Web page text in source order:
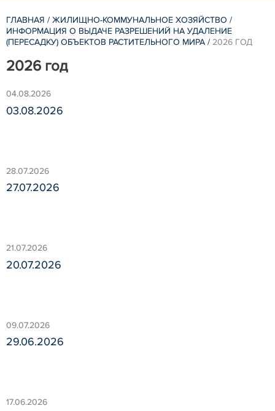
ГЛАВНАЯ / ЖИЛИЩНО-КОММУНАЛЬНОЕ ХОЗЯЙСТВО /
ИНФОРМАЦИЯ О ВЫДАЧЕ РАЗРЕШЕНИЙ НА УДАЛЕНИЕ
(ПЕРЕСАДКУ) ОБЪЕКТОВ РАСТИТЕЛЬНОГО МИРА / 2026 ГОД
2026 год
04.08.2026
03.08.2026
28.07.2026
27.07.2026
21.07.2026
20.07.2026
09.07.2026
29.06.2026
17.06.2026